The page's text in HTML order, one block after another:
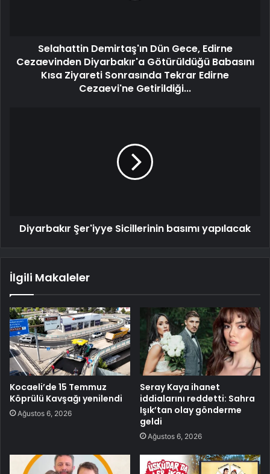
Selahattin Demirtaş'ın Dün Gece, Edirne
Cezaevinden Diyarbakır'a Götürüldüğü Babasını
Kısa Ziyareti Sonrasında Tekrar Edirne
Cezaevi'ne Getirildiği...
Diyarbakır Şer'iyye Sicillerinin basımı yapılacak
İlgili Makaleler
Kocaeli’de 15 Temmuz
Köprülü Kavşağı yenilendi
Ağustos 6, 2026
Seray Kaya ihanet
iddialarını reddetti: Sahra
Işık’tan olay gönderme
geldi
Ağustos 6, 2026